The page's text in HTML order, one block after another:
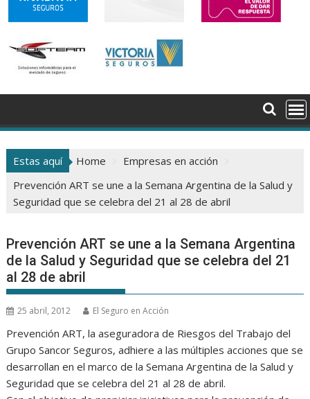
Estas aquí Home
Empresas en acción
Prevención ART se une a la Semana Argentina de la Salud y
Seguridad que se celebra del 21 al 28 de abril
Prevención ART se une a la Semana Argentina
de la Salud y Seguridad que se celebra del 21
al 28 de abril
25 abril, 2012 El Seguro en Acción
Prevención ART, la aseguradora de Riesgos del Trabajo del
Grupo Sancor Seguros, adhiere a las múltiples acciones que se
desarrollan en el marco de la Semana Argentina de la Salud y
Seguridad que se celebra del 21 al 28 de abril.